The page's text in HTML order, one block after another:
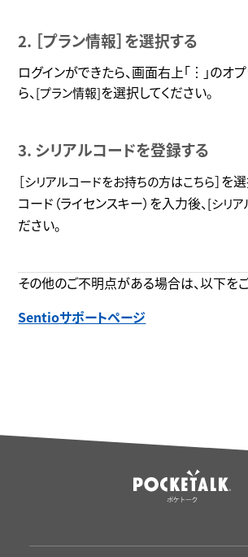
2. ［プラン情報］を選択する
ログインができたら、画面右上「︙」のオ
ら、[プラン情報]を選択してください。
3. シリアルコードを登録する
［シリアルコードをお持ちの方はこちら］を
コード（ライセンスキー）を入力後、[シリ
ださい。
その他のご不明点がある場合は、以下をご
Sentioサポートページ